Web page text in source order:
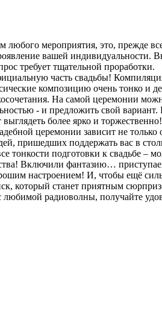
любого мероприятия, это, прежде
вашей индивидуальности.
требует тщательной проработки.
часть свадьбы!
композицию очень тонко и
На самой церемонии
- и предложить свой вариант.
выглядеть более ярко и
церемонии зависит не
пришедших поддержать вас в
тонкости подготовки к свадьбе –
Включили фантазию…
настроением! И, чтобы ещё
который станет приятным
радиоволны, получайте